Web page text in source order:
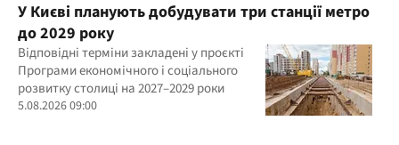
У Києві планують добудувати три станції метро
до 2029 року
Відповідні терміни закладені у проєкті
Програми економічного і соціального
розвитку столиці на 2027–2029 роки
5.08.2026 09:00